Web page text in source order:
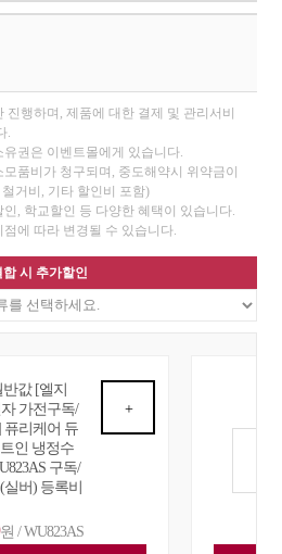
행하며, 제품에 대한 결제 및 관리서비
.
권은 이벤트몰에게 있습니다.
품비가 청구되며, 중도해약시 위약금이
거비, 기타 할인비 포함)
, 학교할인 등 다양한 혜택이 있습니다.
에 따라 변경될 수 있습니다.
합 시 추가할인
값 [엘지
가전구독/
퓨리케어 듀
인 냉정수
구독/
실버) 등록비
+
원 / WU823AS